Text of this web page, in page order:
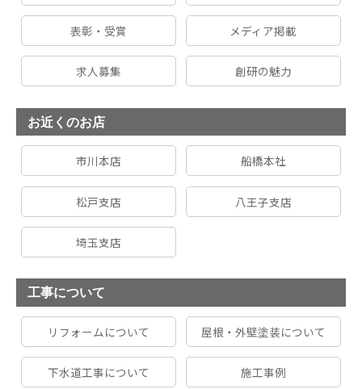
表彰・受賞 メディア掲載
求人募集 創研の魅力
お近くのお店
市川本店 船橋本社
松戸支店 八王子支店
埼玉支店
工事について
リフォームについて 屋根・外壁塗装について
下水道工事について 施工事例